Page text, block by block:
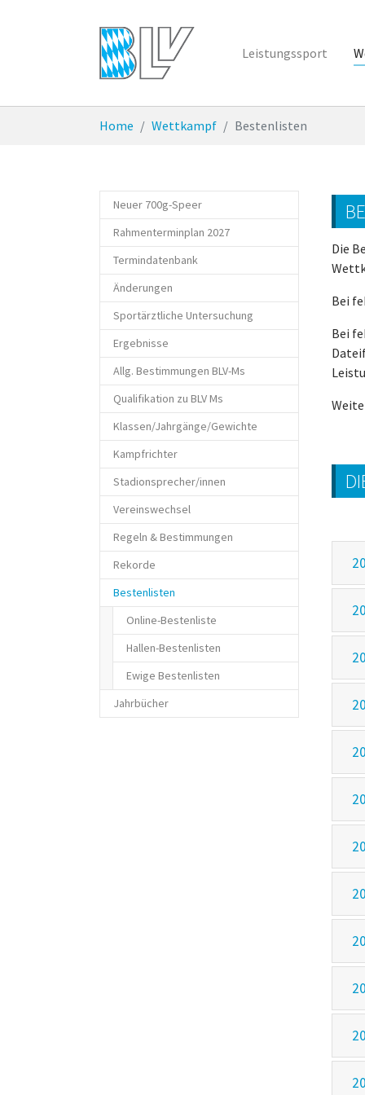
Leistungssport
Home Wettkampf Bestenlisten
Neuer 700g-Speer
Rahmenterminplan 2027
Termindatenbank
Änderungen
Sportärztliche Untersuchung
Ergebnisse
Allg. Bestimmungen BLV-Ms
Qualifikation zu BLV Ms
Klassen/Jahrgänge/Gewichte
Kampfrichter
Stadionsprecher/innen
Vereinswechsel
Regeln & Bestimmungen
Rekorde
Bestenlisten
Online-Bestenliste
Hallen-Bestenlisten
Ewige Bestenlisten
Jahrbücher
Die
Bei
Bei